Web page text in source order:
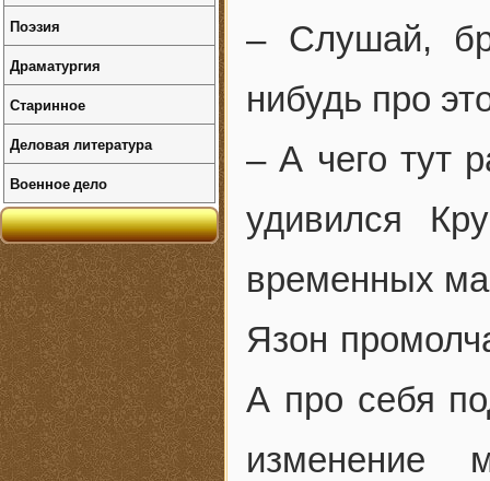
– Слушай,
нибудь про
– А чего тут
удивился
временных
Язон
А про себя
изменение
Поэзия
Драматургия
Старинное
Деловая литература
Военное дело